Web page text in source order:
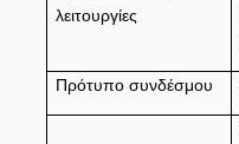
λειτουργίες
Πρότυπο συνδέσμου